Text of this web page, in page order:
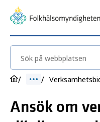
Sök på webbplatsen
Ansök om